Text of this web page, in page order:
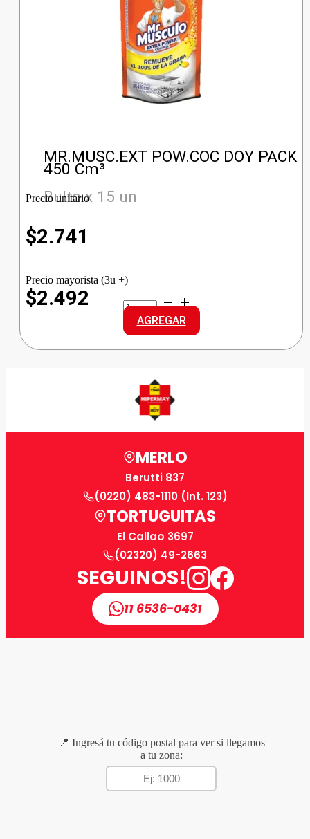
MR.MUSC.EXT POW.COC DOY PACK
450 Cm³
Bulto x 15 un
Precio unitario
$2.741
Precio mayorista (3u +)
$2.492
MR.MUSC.EXT
POW.COC
DOY
PACK
cantidad
AGREGAR
MERLO
Berutti 837
(0220) 483-1110 (Int. 123)
TORTUGUITAS
El Callao 3697
(02320) 49-2663
SEGUINOS!
11 6536-0431
📍 Ingresá tu código postal para ver si llegamos
a tu zona: